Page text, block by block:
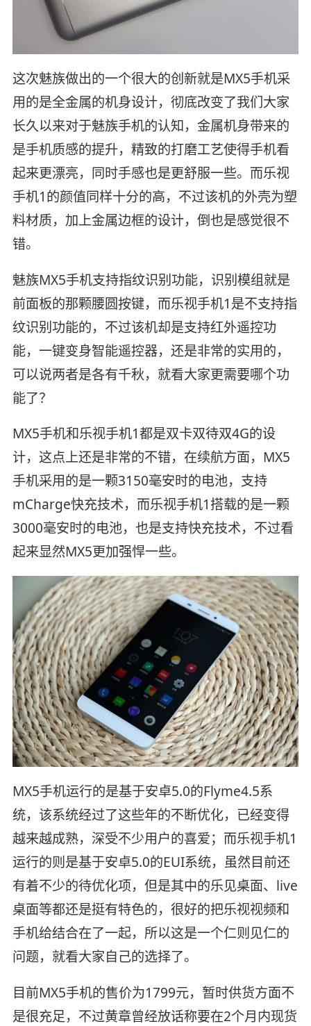
这次魅族做出的一个很大的创新就是MX5手机采
用的是全金属的机身设计，彻底改变了我们大家
长久以来对于魅族手机的认知，金属机身带来的
是手机质感的提升，精致的打磨工艺使得手机看
起来更漂亮，同时手感也是更舒服一些。而乐视
手机1的颜值同样十分的高，不过该机的外壳为塑
料材质，加上金属边框的设计，倒也是感觉很不
错。
魅族MX5手机支持指纹识别功能，识别模组就是
前面板的那颗腰圆按键，而乐视手机1是不支持指
纹识别功能的，不过该机却是支持红外遥控功
能，一键变身智能遥控器，还是非常的实用的，
可以说两者是各有千秋，就看大家更需要哪个功
能了？
MX5手机和乐视手机1都是双卡双待双4G的设
计，这点上还是非常的不错，在续航方面，MX5
手机采用的是一颗3150毫安时的电池，支持
mCharge快充技术，而乐视手机1搭载的是一颗
3000毫安时的电池，也是支持快充技术，不过看
起来显然MX5更加强悍一些。
MX5手机运行的是基于安卓5.0的Flyme4.5系
统，该系统经过了这些年的不断优化，已经变得
越来越成熟，深受不少用户的喜爱；而乐视手机1
运行的则是基于安卓5.0的EUI系统，虽然目前还
有着不少的待优化项，但是其中的乐见桌面、live
桌面等都还是挺有特色的，很好的把乐视视频和
手机给结合在了一起，所以这是一个仁则见仁的
问题，就看大家自己的选择了。
目前MX5手机的售价为1799元，暂时供货方面不
是很充足，不过黄章曾经放话称要在2个月内现货